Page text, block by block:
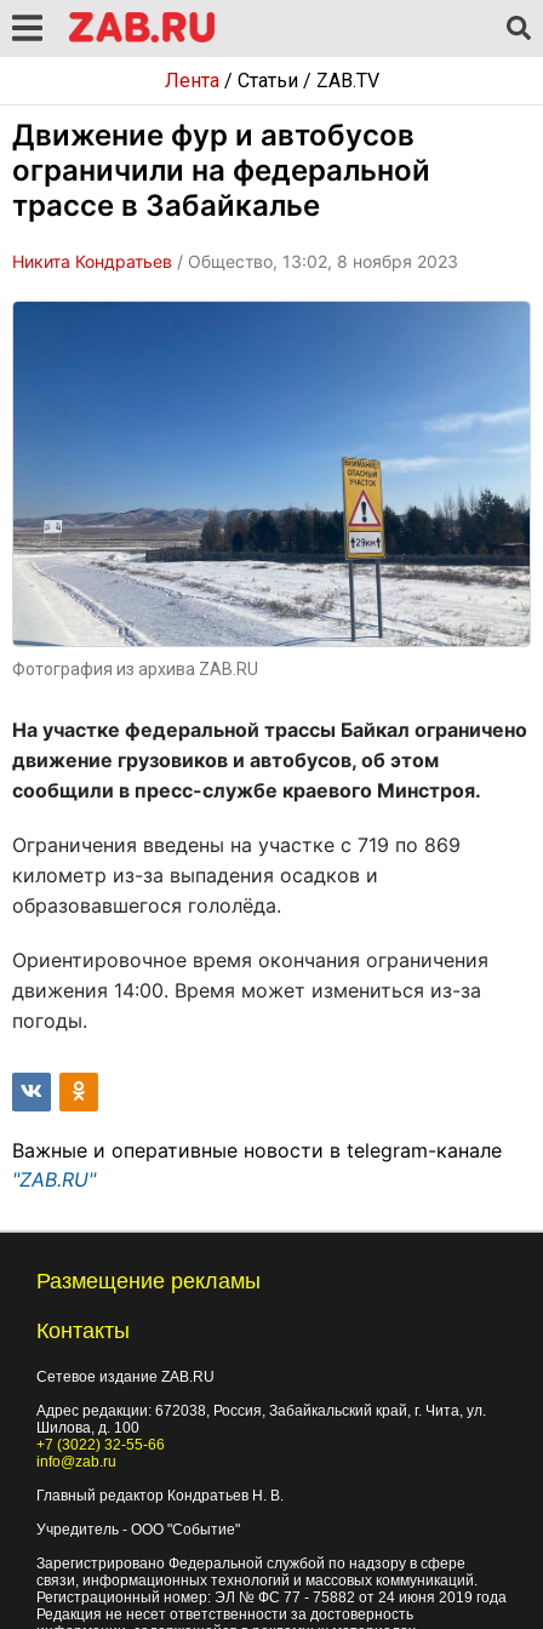
Лента/ Статьи/ ZAB.TV
Движение фур и автобусов
ограничили на федеральной
трассе в Забайкалье
Никита Кондратьев / Общество, 13:02, 8 ноября 2023
Фотография из архива ZAB.RU
На участке федеральной трассы Байкал ограничено
движение грузовиков и автобусов, об этом
сообщили в пресс-службе краевого Минстроя.
Ограничения введены на участке с 719 по 869
километр из-за выпадения осадков и
образовавшегося гололёда.
Ориентировочное время окончания ограничения
движения 14:00. Время может измениться из-за
погоды.
Важные и оперативные новости в telegram-канале
"ZAB.RU"
Размещение рекламы
Контакты
Сетевое издание ZAB.RU
Адрес редакции: 672038 , Россия, Забайкальский край, г. Чита ул.
Шилова, д. 100
+7 (3022) 32-55-66
info@zab.ru
Главный редактор Кондратьев Н. В.
Учредитель - ООО "Событие"
Зарегистрировано Федеральной службой по надзору в сфере
связи, информационных технологий и массовых коммуникаций.
Регистрационный номер: ЭЛ № ФС 77 - 75882 от 24 июня 2019 года
Редакция не несет ответственности за достоверность